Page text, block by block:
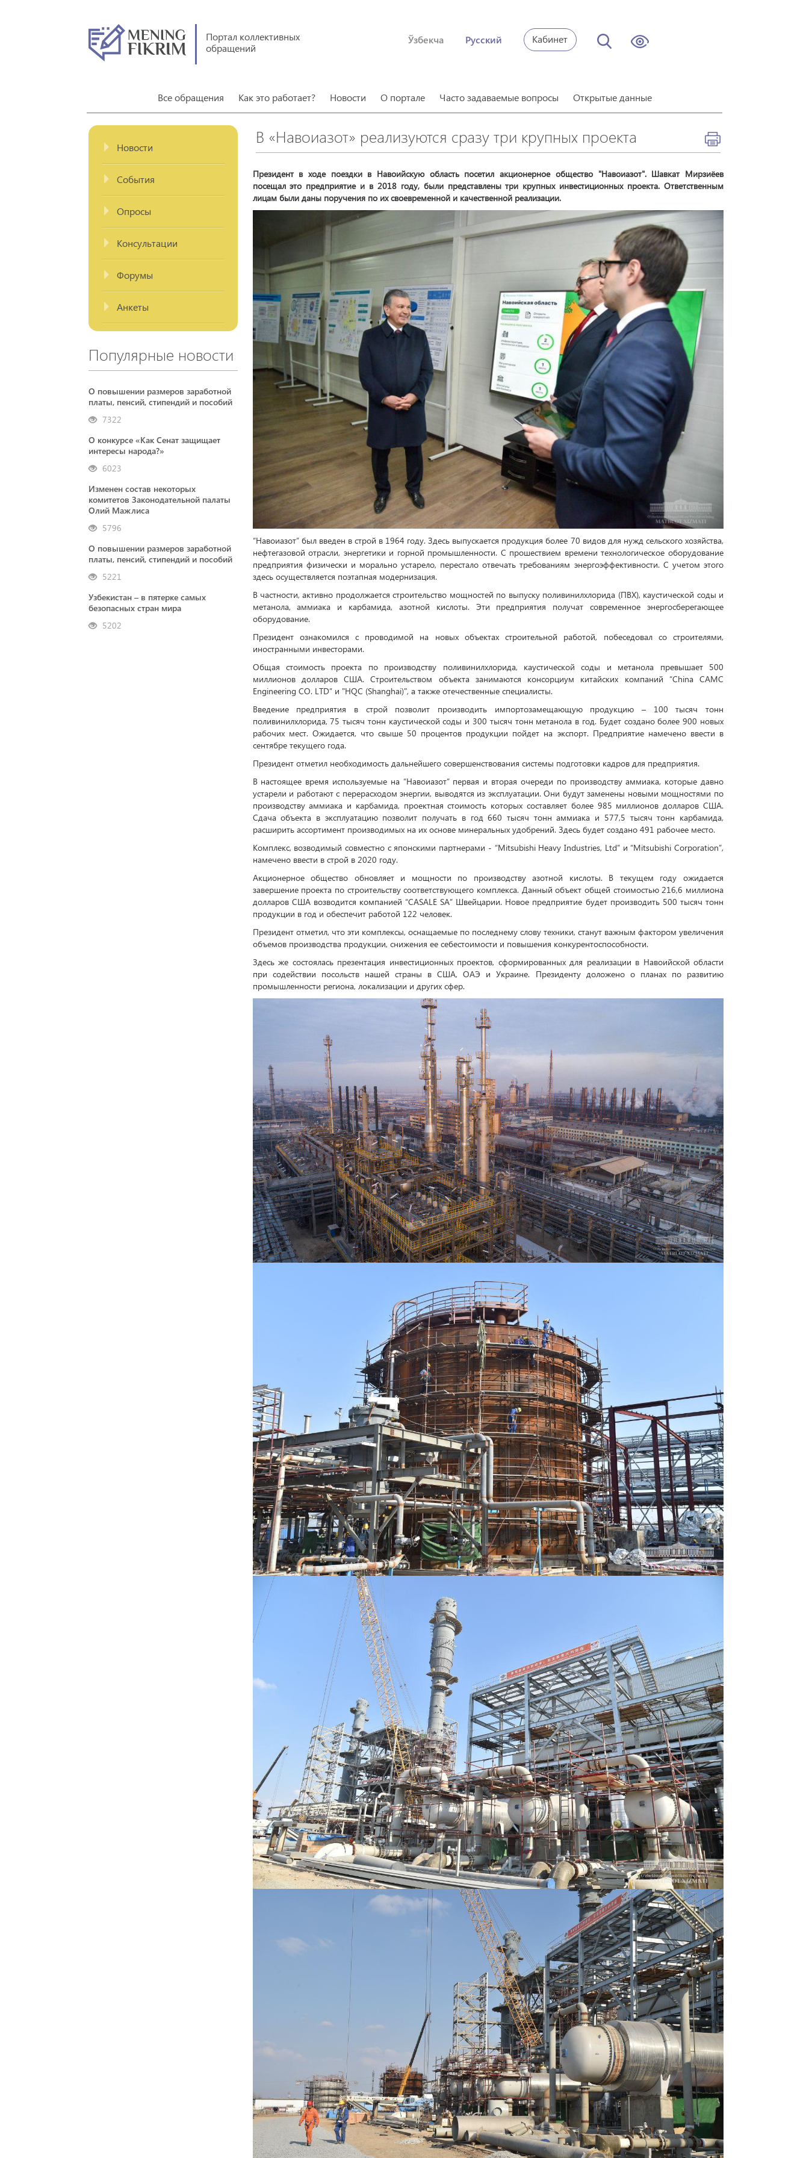
Портал коллективных
обращений
Ўзбекча Русский Кабинет
Все обращения Как это работает? Новости О портале Часто задаваемые вопросы Открытые данные
Новости
События
Опросы
Консультации
Форумы
Анкеты
Популярные новости
О повышении размеров заработной
платы, пенсий, стипендий и пособий
7322
О конкурсе «Как Сенат защищает
интересы народа?»
6023
Изменен состав некоторых
комитетов Законодательной палаты
Олий Мажлиса
5796
О повышении размеров заработной
платы, пенсий, стипендий и пособий
5221
Узбекистан – в пятерке самых
безопасных стран мира
5202
В «Навоиазот» реализуются сразу три крупных проекта
Президент в ходе поездки в Навоийскую область посетил акционерное общество "Навоиазот". Шавкат Мирзиёев
посещал это предприятие и в 2018 году, были представлены три крупных инвестиционных проекта. Ответственным
лицам были даны поручения по их своевременной и качественной реализации.
“Навоиазот” был введен в строй в 1964 году. Здесь выпускается продукция более 70 видов для нужд сельского хозяйства,
нефтегазовой отрасли, энергетики и горной промышленности. С прошествием времени технологическое оборудование
предприятия физически и морально устарело, перестало отвечать требованиям энергоэффективности. С учетом этого
здесь осуществляется поэтапная модернизация.
В частности, активно продолжается строительство мощностей по выпуску поливинилхлорида (ПВХ), каустической соды и
метанола, аммиака и карбамида, азотной кислоты. Эти предприятия получат современное энергосберегающее
оборудование.
Президент ознакомился с проводимой на новых объектах строительной работой, побеседовал со строителями,
иностранными инвесторами.
Общая стоимость проекта по производству поливинилхлорида, каустической соды и метанола превышает 500
миллионов долларов США. Строительством объекта занимаются консорциум китайских компаний “China CAMC
Engineering CO. LTD” и "HQC (Shanghai)", а также отечественные специалисты.
Введение предприятия в строй позволит производить импортозамещающую продукцию – 100 тысяч тонн
поливинилхлорида, 75 тысяч тонн каустической соды и 300 тысяч тонн метанола в год. Будет создано более 900 новых
рабочих мест. Ожидается, что свыше 50 процентов продукции пойдет на экспорт. Предприятие намечено ввести в
сентябре текущего года.
Президент отметил необходимость дальнейшего совершенствования системы подготовки кадров для предприятия.
В настоящее время используемые на “Навоиазот” первая и вторая очереди по производству аммиака, которые давно
устарели и работают с перерасходом энергии, выводятся из эксплуатации. Они будут заменены новыми мощностями по
производству аммиака и карбамида, проектная стоимость которых составляет более 985 миллионов долларов США.
Сдача объекта в эксплуатацию позволит получать в год 660 тысяч тонн аммиака и 577,5 тысяч тонн карбамида,
расширить ассортимент производимых на их основе минеральных удобрений. Здесь будет создано 491 рабочее место.
Комплекс, возводимый совместно с японскими партнерами - “Mitsubishi Heavy Industries, Ltd” и “Mitsubishi Corporation”,
намечено ввести в строй в 2020 году.
Акционерное общество обновляет и мощности по производству азотной кислоты. В текущем году ожидается
завершение проекта по строительству соответствующего комплекса. Данный объект общей стоимостью 216,6 миллиона
долларов США возводится компанией “CASALE SA” Швейцарии. Новое предприятие будет производить 500 тысяч тонн
продукции в год и обеспечит работой 122 человек.
Президент отметил, что эти комплексы, оснащаемые по последнему слову техники, станут важным фактором увеличения
объемов производства продукции, снижения ее себестоимости и повышения конкурентоспособности.
Здесь же состоялась презентация инвестиционных проектов, сформированных для реализации в Навоийской области
при содействии посольств нашей страны в США, ОАЭ и Украине. Президенту доложено о планах по развитию
промышленности региона, локализации и других сфер.